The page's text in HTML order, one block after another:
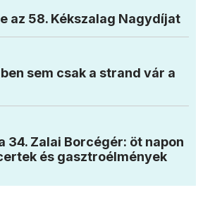
az 58. Kékszalag Nagydíjat
sem csak a strand vár a
34. Zalai Borcégér: öt napon
és gasztroélmények